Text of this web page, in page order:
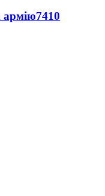
армію7410